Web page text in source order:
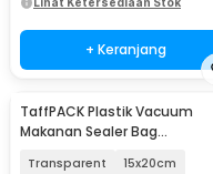
+ Keranjang
TaffPACK Plastik Vacuum
Makanan Sealer Bag
Transparent 15x20cm